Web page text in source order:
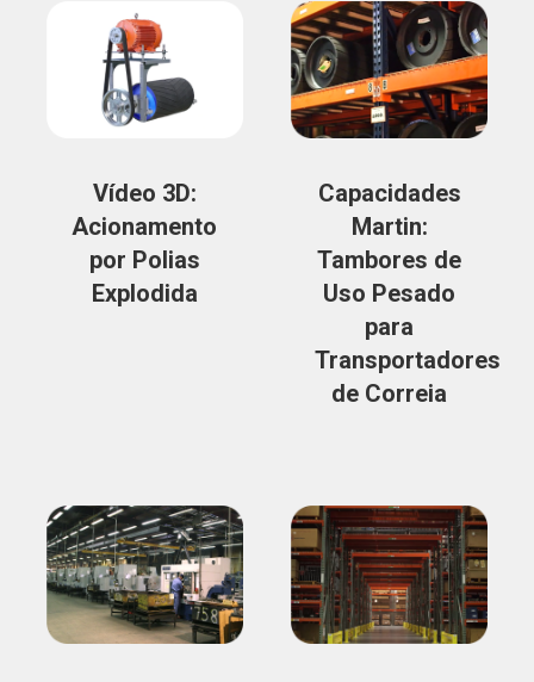
Vídeo 3D:
Acionamento
por Polias
Explodida
Capacidades
Martin:
Tambores de
Uso Pesado
para
Transportadores
de Correia